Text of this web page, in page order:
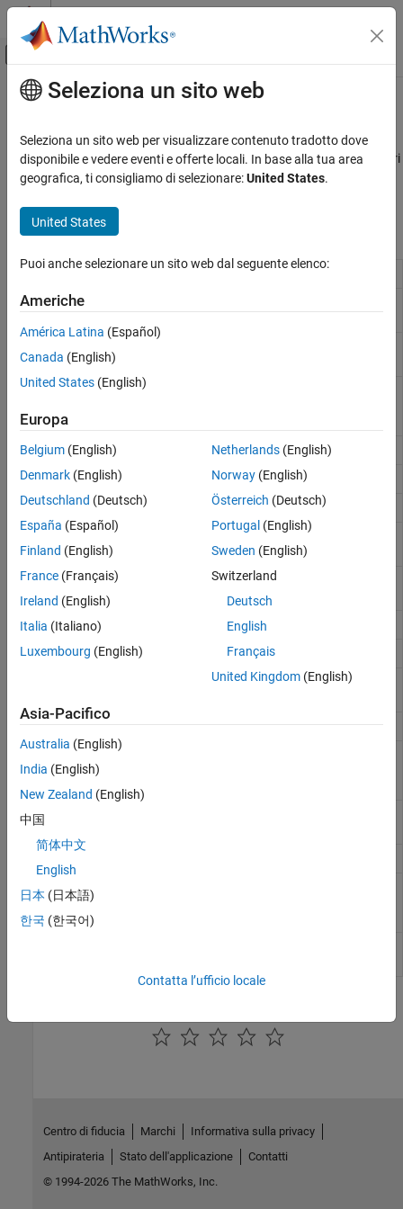
Vai al contenuto
Attiva/disattiva menu di navigazione
Pagina iniziale della documentazione
Simscape
Librerie Foundation Block
Modelli elettrici
Categoria
Elementi elettrici
Sorgenti elettriche
Sistemi elettrici
Contenuto principale
Elementi elettrici
Blocchi di costruzione elettrica, come induttori, diodi, condensatori
Questa libreria contiene gli elementi e i blocchi di costruzione di
Blocchi Simscape
Linear capacitor in electrical systems
Diode
Reference
Floating
Gyrator
Ideal gyrator in electrical systems
Ideal Transformer
Ideal transformer in electrical systems
Inductor
Linear inductor in electrical systems
Infinite Resistance
Electrical element for setting initial
voltage difference between two nodes
Memristor
Ideal memristor with nonlinear dopant
drift approach
Mutual Inductor
Mutual inductor in electrical systems
Op-Amp
Amplificatore operazionale ideale
Electrical port terminator that draws no
Resistor
Resistore lineare nei sistemi elettrici
Rotational
Electromechanical
Switch
Translational
Electromechanical
Converter
Seleziona un sito web
Seleziona un sito web per visualizzare contenuto tradotto dove
disponibile e vedere eventi e offerte locali. In base alla tua area
geografica, ti consigliamo di selezionare:United States.
United States
Puoi anche selezionare un sito web dal seguente elenco:
Americhe
América Latina (Español)
Canada (English)
United States (English)
Europa
Belgium (English)
Denmark (English)
Deutschland (Deutsch)
España (Español)
Finland (English)
France (Français)
Ireland (English)
Italia (Italiano)
Luxembourg (English)
Netherlands(English)
Norway(English)
Österreich (Deutsch)
Portugal (English)
Sweden (English)
Switzerland
Deutsch
English
Français
United Kingdom(English)
Asia-Pacifico
Australia (English)
India (English)
New Zealand (English)
中国
简体中文
English
日本 (日本語)
한국 (한국어)
Contatta l’ufficio locale
Centro di fiducia Marchi
Informativa sulla privacy
Antipirateria
Stato dell'applicazione
Contatti
© 1994-2026 The MathWorks, Inc.